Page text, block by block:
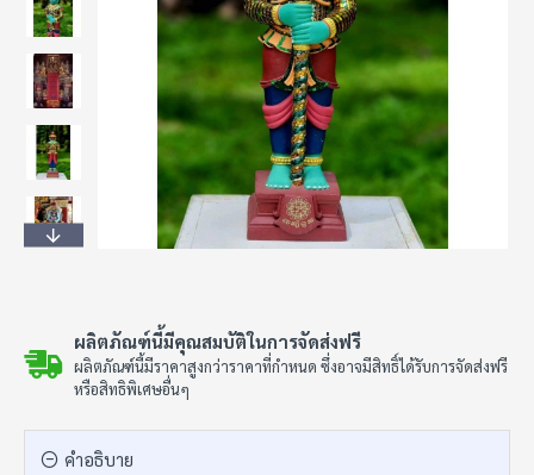
ผลิตภัณฑ์นี้มีคุณสมบัติในการจัดส่งฟรี
ผลิตภัณฑ์นี้มีราคาสูงกว่าราคาที่กำหนด ซึ่งอาจมีสิทธิ์ได้รับการจัดส่งฟรี
หรือสิทธิพิเศษอื่นๆ
คำอธิบาย